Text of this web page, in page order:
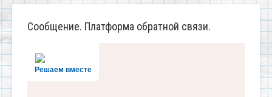
Сообщение. Платформа обратной связи.
Решаем вместе